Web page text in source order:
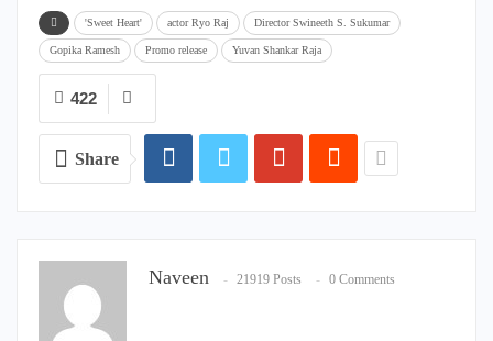
'Sweet Heart' actor Ryo Raj Director Swineeth S. Sukumar
Gopika Ramesh Promo release Yuvan Shankar Raja
422
Share
Naveen 21919 Posts 0 Comments